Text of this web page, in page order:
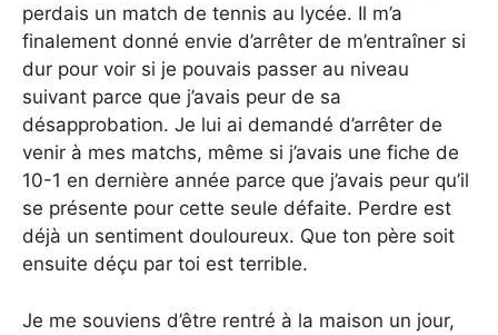
perdais un match de tennis au lycée. Il m’a
finalement donné envie d’arrêter de m’entraîner si
dur pour voir si je pouvais passer au niveau
suivant parce que j’avais peur de sa
désapprobation. Je lui ai demandé d’arrêter de
venir à mes matchs, même si j’avais une fiche de
10-1 en dernière année parce que j’avais peur qu’il
se présente pour cette seule défaite. Perdre est
déjà un sentiment douloureux. Que ton père soit
ensuite déçu par toi est terrible.
Je me souviens d’être rentré à la maison un jour,